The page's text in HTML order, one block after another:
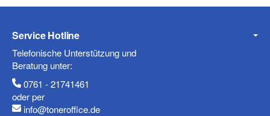
Mobiltelefon
Service Hotline
Telefonische Unterstützung und
Beratung unter:
0761 - 21741461
oder per
info@toneroffice.de